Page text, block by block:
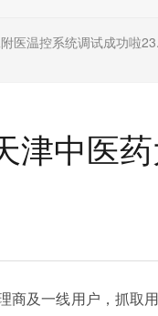
医温控系统调试成功啦
津中医
及一线用户，抓取